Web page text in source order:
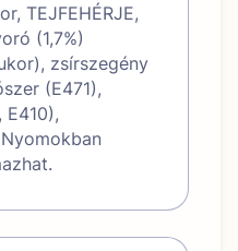
TEJFEHÉRJE,
(1,7%)
zsírszegény
(E471),